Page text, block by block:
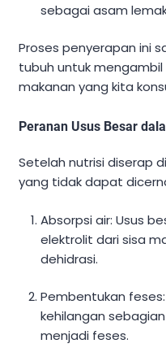
sebagai asam
Proses penyerapan ini
tubuh untuk
makanan yang kita
Peranan Usus Besar
Setelah nutrisi diserap
yang tidak dapat
Absorpsi air: Usus
elektrolit dari sisa
dehidrasi.
Pembentukan
kehilangan
menjadi feses.